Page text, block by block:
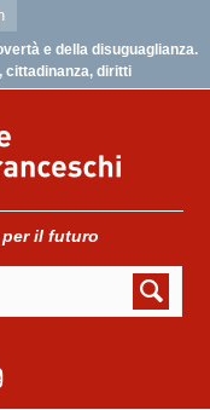
e della disuguaglianza.
cittadinanza, diritti
il futuro